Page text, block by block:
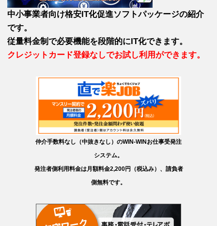
中小事業者向け格安IT化促進ソフトパッケージの紹介
です。
従量料金制で必要機能を段階的にIT化できます。
クレジットカード登録なしでお試し利用ができます。
仲介手数料なし（中抜きなし）のWIN-WINお仕事受発注
システム。
発注者側利用料金は月額料金2,200円（税込み）、請負者
側無料です。